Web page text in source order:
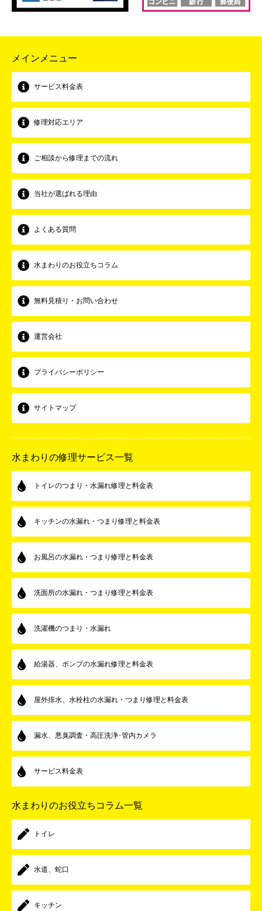
メインメニュー
サービス料金表
修理対応エリア
ご相談から修理までの流れ
当社が選ばれる理由
よくある質問
水まわりのお役立ちコラム
無料見積り・お問い合わせ
運営会社
プライバシーポリシー
サイトマップ
水まわりの修理サービス一覧
トイレのつまり・水漏れ修理と料金表
キッチンの水漏れ・つまり修理と料金表
お風呂の水漏れ・つまり修理と料金表
洗面所の水漏れ・つまり修理と料金表
洗濯機のつまり・水漏れ
給湯器、ポンプの水漏れ修理と料金表
屋外排水、水栓柱の水漏れ・つまり修理と料金表
漏水、悪臭調査・高圧洗浄･管内カメラ
サービス料金表
水まわりのお役立ちコラム一覧
トイレ
水道、蛇口
キッチン